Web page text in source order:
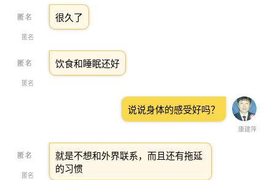
匿名
很久了
匿名
饮食和睡眠还好
康建萍
说说身体的感受好吗？
匿名
就是不想和外界联系，而且还有拖延
的习惯